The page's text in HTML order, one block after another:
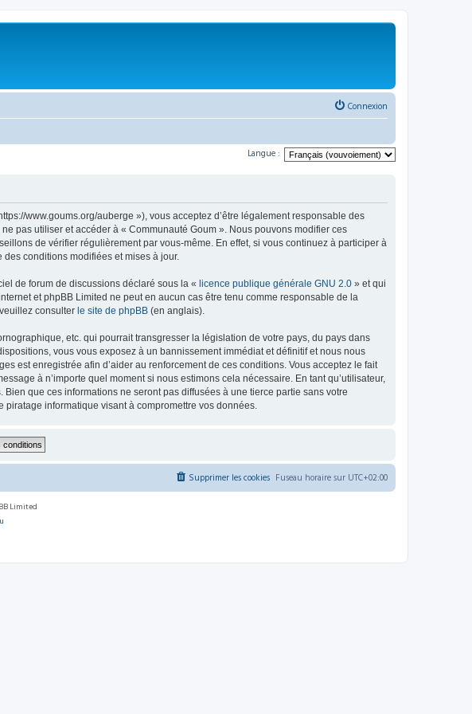
Connexion
Langue :
www.goums.org/auberge »), vous acceptez d’être légalement responsable des
pas utiliser et accéder à « Communauté Goum ». Nous pouvons modifier ces
de vérifier régulièrement par vous-même. En effet, si vous continuez à participer à
conditions modifiées et mises à jour.
de forum de discussions déclaré sous la « licence publique générale GNU 2.0 » et qui
et phpBB Limited ne peut en aucun cas être tenu comme responsable de la
consulter le site de phpBB (en anglais).
etc. qui pourrait transgresser la législation de votre pays, du pays dans
vous vous exposez à un bannissement immédiat et définitif et nous nous
est enregistrée afin d’aider au renforcement de ces conditions. Vous acceptez le fait
à n’importe quel moment si nous estimons cela nécessaire. En tant qu’utilisateur,
que ces informations ne seront pas diffusées à une tierce partie sans votre
informatique visant à compromettre vos données.
Fuseau horaire sur UTC+02:00
Supprimer les cookies
Limited